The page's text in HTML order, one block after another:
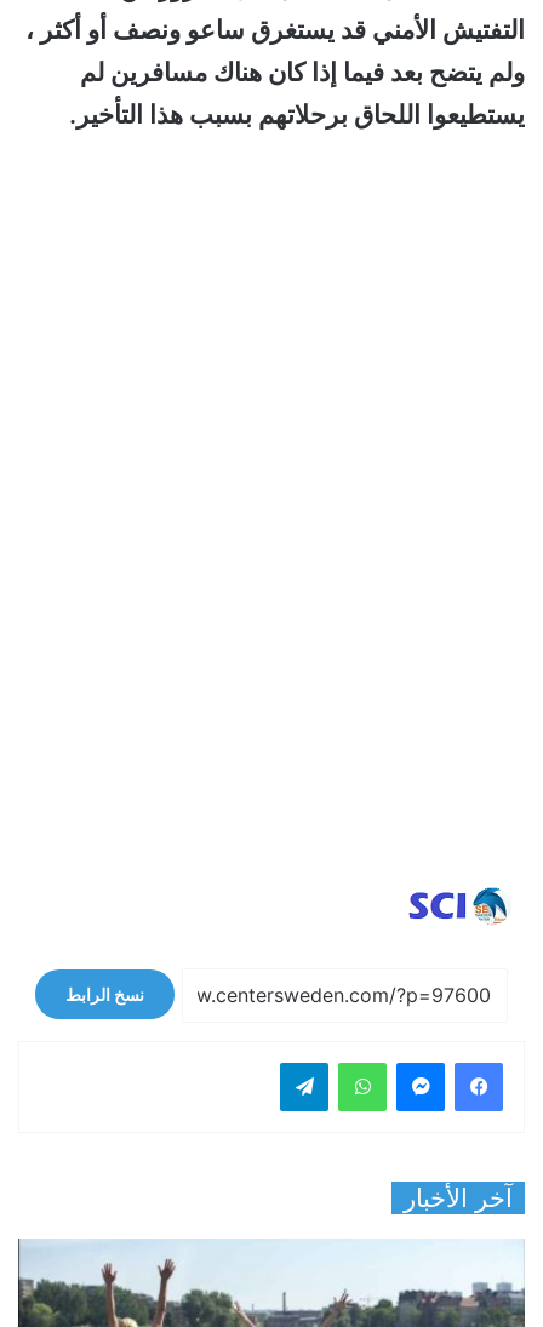
التفتيش الأمني قد يستغرق ساعو ونصف أو أكثر ،
ولم يتضح بعد فيما إذا كان هناك مسافرين لم
يستطيعوا اللحاق برحلاتهم بسبب هذا التأخير.
نسخ الرابط
فيسبوك واتساب
آخر الأخبار